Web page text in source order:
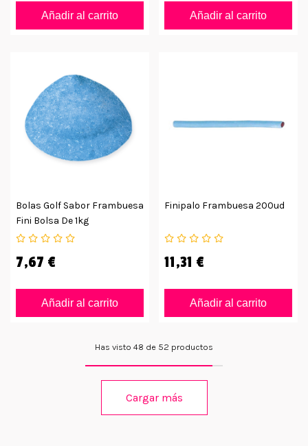
Añadir al carrito Añadir al carrito
Bolas Golf Sabor Frambuesa
Fini Bolsa De 1kg
7,67 €
Añadir al carrito
Finipalo Frambuesa 200ud
11,31 €
Añadir al carrito
Has visto 48 de 52 productos
Cargar más